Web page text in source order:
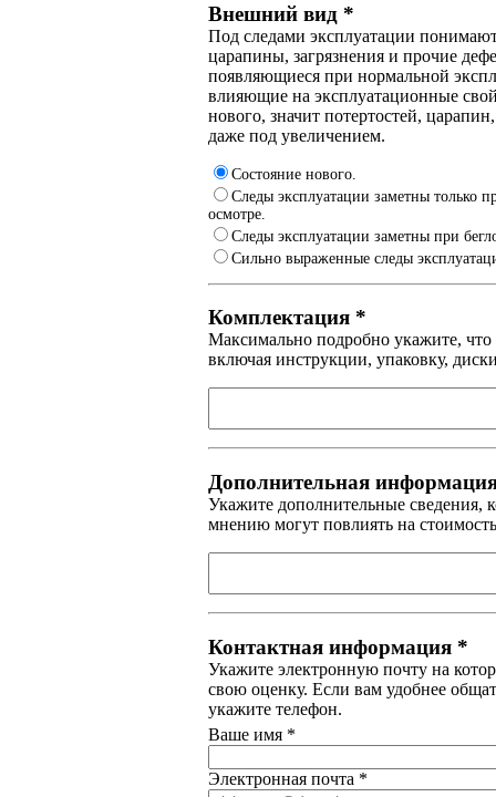
Внешний вид *
Под следами эксплуатации
царапины, загрязнения и прочие
появляющиеся при нормальной
влияющие на эксплуатационные
нового, значит потертостей,
даже под увеличением.
Состояние нового.
Следы эксплуатации заметны только
осмотре.
Следы эксплуатации заметны при
Сильно выраженные следы
Комплектация *
Максимально подробно укажите, что
включая инструкции, упаковку,
Дополнительная
Укажите дополнительные сведения,
мнению могут повлиять на
Контактная информация *
Укажите электронную почту на
свою оценку. Если вам удобнее
укажите телефон.
Ваше имя *
Электронная почта *